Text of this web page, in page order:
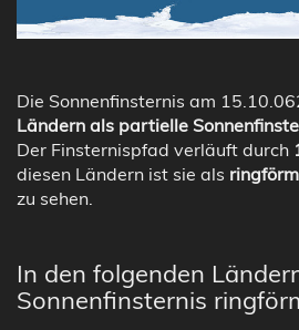
Die Sonnenfinsternis am
Ländern als partielle
Der Finsternispfad verläuft durch
diesen Ländern ist sie als
zu sehen.
In den folgenden
Sonnenfinsternis